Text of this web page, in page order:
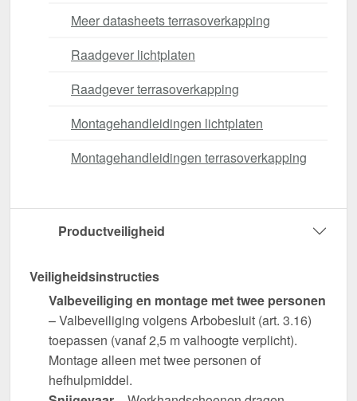
Meer datasheets terrasoverkapping
Raadgever lichtplaten
Raadgever terrasoverkapping
Montagehandleidingen lichtplaten
Montagehandleidingen terrasoverkapping
Productveiligheid
Veiligheidsinstructies
Valbeveiliging en montage met twee personen
– Valbeveiliging volgens Arbobesluit (art. 3.16)
toepassen (vanaf 2,5 m valhoogte verplicht).
Montage alleen met twee personen of
hefhulpmiddel.